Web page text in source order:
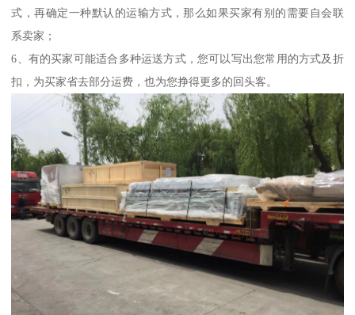
式，再确定一种默认的运输方式，那么如果买家有别的需要自会联
系卖家；
6、有的买家可能适合多种运送方式，您可以写出您常用的方式及折
扣，为买家省去部分运费，也为您挣得更多的回头客。